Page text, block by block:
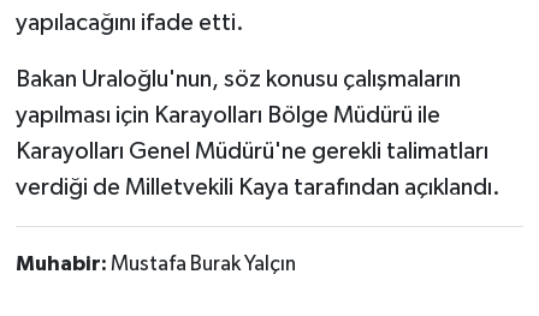
yapılacağını ifade etti.
Bakan Uraloğlu'nun, söz konusu çalışmaların
yapılması için Karayolları Bölge Müdürü ile
Karayolları Genel Müdürü'ne gerekli talimatları
verdiği de Milletvekili Kaya tarafından açıklandı.
Muhabir: Mustafa Burak Yalçın